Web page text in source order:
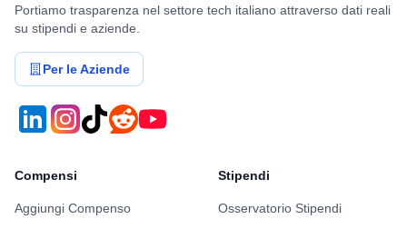
Portiamo trasparenza nel settore tech italiano attraverso dati reali
su stipendi e aziende.
Per le Aziende
Compensi
Aggiungi Compenso
Stipendi
Osservatorio Stipendi